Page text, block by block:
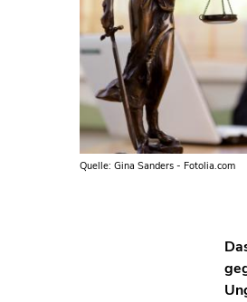
Quelle: Gina Sanders - Fotolia.com